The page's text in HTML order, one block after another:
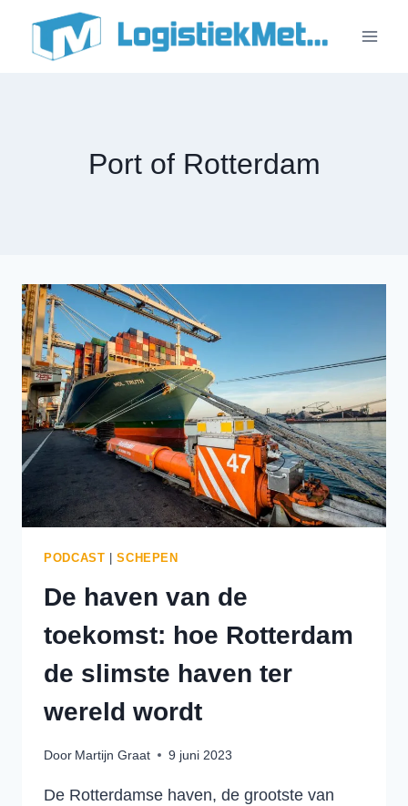
Doorgaan
inhoud
Port of Rotterdam
PODCAST |SCHEPEN
De haven van de
toekomst: hoe Rotterdam
de slimste haven ter
wereld wordt
Door Martijn Graat 9 juni 2023
De Rotterdamse haven, de grootste van